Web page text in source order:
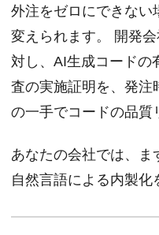
外注をゼロにできない
変えられます。 開発
対し、AI生成コードの
査の実施証明を、発注
の一手でコードの品質
あなたの会社では、ま
自然言語による内製化